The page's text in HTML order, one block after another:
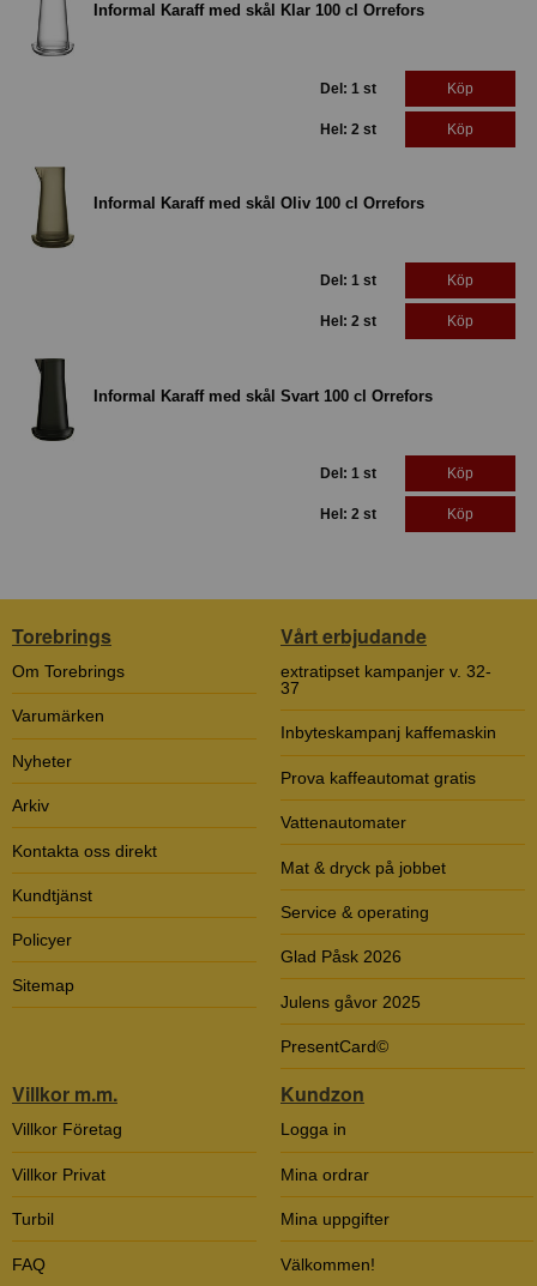
Informal Karaff med skål Klar 100 cl Orrefors
Del: 1 st Köp
Hel: 2 st Köp
Informal Karaff med skål Oliv 100 cl Orrefors
Del: 1 st Köp
Hel: 2 st Köp
Informal Karaff med skål Svart 100 cl Orrefors
Del: 1 st Köp
Hel: 2 st Köp
Torebrings
Om Torebrings
Varumärken
Nyheter
Arkiv
Kontakta oss direkt
Kundtjänst
Policyer
Sitemap
Vårt erbjudande
extratipset kampanjer v. 32-
37
Inbyteskampanj kaffemaskin
Prova kaffeautomat gratis
Vattenautomater
Mat & dryck på jobbet
Service & operating
Glad Påsk 2026
Julens gåvor 2025
PresentCard©
Villkor m.m.
Villkor Företag
Villkor Privat
Turbil
FAQ
Kundzon
Logga in
Mina ordrar
Mina uppgifter
Välkommen!